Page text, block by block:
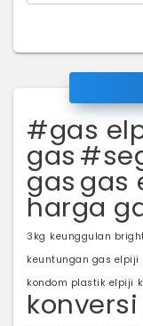
untuk:
#gas
gas
gasgas
harga
3kg keunggulan
keuntungan gas elpiji
kondom plastik elpiji